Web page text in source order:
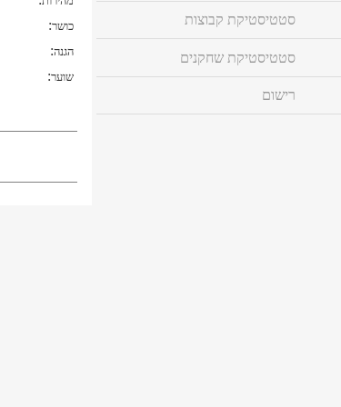
כושר:
הגנה:
שוער:
סטטיסטיקת קבוצות
סטטיסטיקת שחקנים
רישום